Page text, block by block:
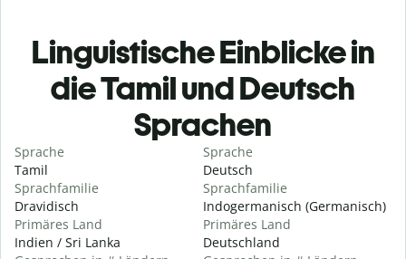
Linguistische Einblicke in
die Tamil und Deutsch
Sprachen
Sprache
Tamil
Sprachfamilie
Dravidisch
Primäres Land
Indien / Sri Lanka
Sprache
Deutsch
Sprachfamilie
Indogermanisch (Germanisch)
Primäres Land
Deutschland